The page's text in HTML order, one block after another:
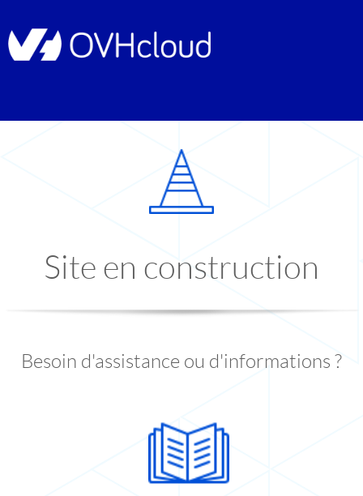
Site en construction
Besoin d'assistance ou d'informations ?